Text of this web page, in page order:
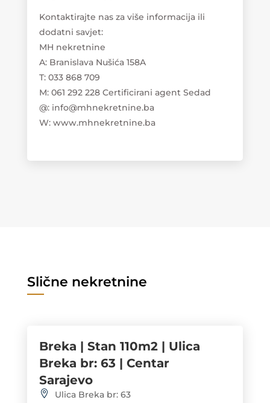
Kontaktirajte nas za više informacija ili
dodatni savjet:
MH nekretnine
A: Branislava Nušića 158A
T: 033 868 709
M: 061 292 228 Certificirani agent Sedad
@: info@mhnekretnine.ba
W: www.mhnekretnine.ba
Slične nekretnine
Breka | Stan 110m2 | Ulica
Breka br: 63 | Centar
Sarajevo
Ulica Breka br: 63